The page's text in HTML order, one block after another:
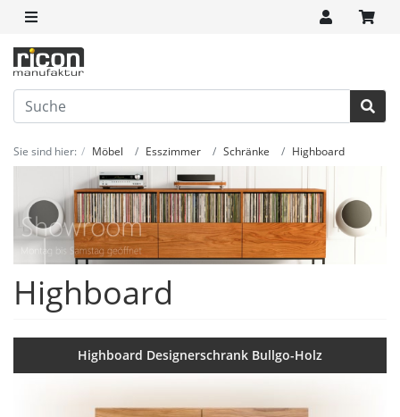
Sie sind hier: Möbel Esszimmer Schränke Highboard
Highboard
Highboard Designerschrank Bullgo-Holz